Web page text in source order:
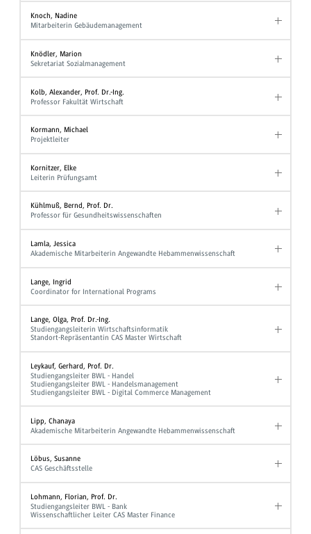
Knoch, Nadine
Mitarbeiterin Gebäudemanagement
Knödler, Marion
Sekretariat Sozialmanagement
Kolb, Alexander, Prof. Dr.-Ing.
Professor Fakultät Wirtschaft
Kormann, Michael
Projektleiter
Kornitzer, Elke
Leiterin Prüfungsamt
Kühlmuß, Bernd, Prof. Dr.
Professor für Gesundheitswissenschaften
Lamla, Jessica
Akademische Mitarbeiterin Angewandte Hebammenwissenschaft
Lange, Ingrid
Coordinator for International Programs
Lange, Olga, Prof. Dr.-Ing.
Studiengangsleiterin Wirtschaftsinformatik
Standort-Repräsentantin CAS Master Wirtschaft
Leykauf, Gerhard, Prof. Dr.
Studiengangsleiter BWL - Handel
Studiengangsleiter BWL - Handelsmanagement
Studiengangsleiter BWL - Digital Commerce Management
Lipp, Chanaya
Akademische Mitarbeiterin Angewandte Hebammenwissenschaft
Löbus, Susanne
CAS Geschäftsstelle
Lohmann, Florian, Prof. Dr.
Studiengangsleiter BWL - Bank
Wissenschaftlicher Leiter CAS Master Finance